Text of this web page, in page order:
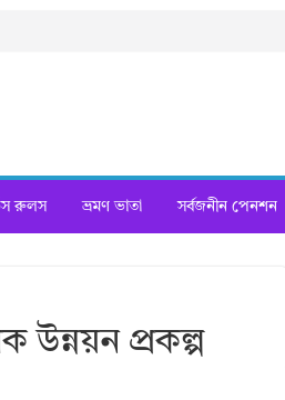
রুলস ভ্রমণ ভাতা সর্বজনীন পেনশন
প্রকল্প